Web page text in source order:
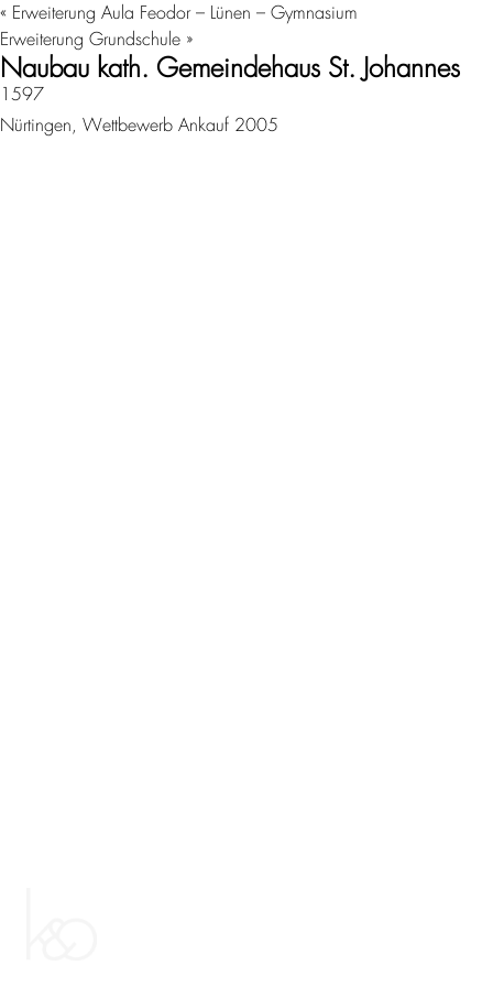
« Erweiterung Aula Feodor – Lünen – Gymnasium
Erweiterung Grundschule »
Naubau kath. Gemeindehaus St. Johannes
1597
Nürtingen, Wettbewerb Ankauf 2005